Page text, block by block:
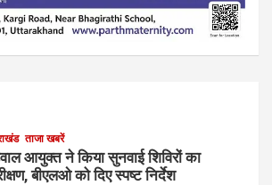
ताजा खबरें
आयुक्त ने किया सुनवाई शिविरों का
बीएलओ को दिए स्पष्ट निर्देश